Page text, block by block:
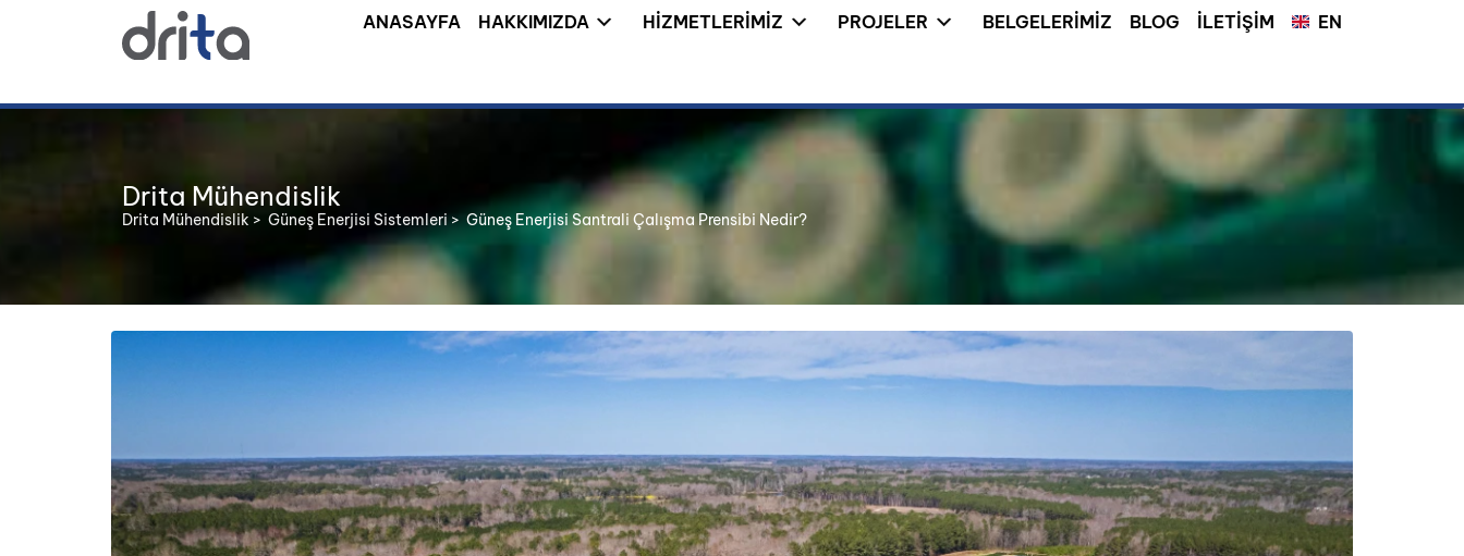
ANASAYFA HAKKIMIZDA HIZMETLERIMIZ PROJELER BELGELERIMIZ BLOG İLETIŞIM EN
Drita Mühendislik
Drita Mühendislik > Güneş Enerjisi Sistemleri>Güneş Enerjisi Santrali Çalışma Prensibi Nedir?